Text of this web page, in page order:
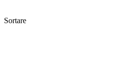
Sortare